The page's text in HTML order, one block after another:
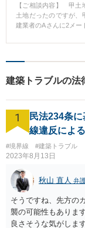
【ご相談内容】 甲土
土地だったのですが、
建業者のAさんに2メ
を乙土地ギリギリまで
とＢに、「乙土地ギリ
は住めないから家の
水があり乙土地の東側
なりました。 そこで
当なＤの損害額とそれ
600万円の示談金を提
しました。 私はP弁
より乙土地の地盤の堅
はとても低く、調査
だ。」と言いました
すが、この家が傾いた
弱化し、その軟弱な地
にかかる重量が増え
建築トラブルの法
1
民法234条
線違反によ
#境界線 #建築トラブル
2023年8月13日
秋山 直人 弁
そうですね、先方の
襲の可能性もありま
良さそうな気がします